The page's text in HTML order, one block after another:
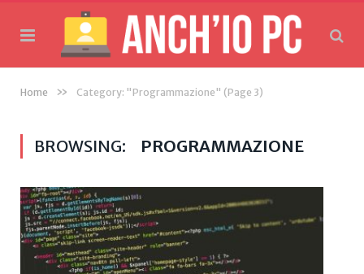
Home » Category: "Programmazione" (Page 3)
BROWSING: PROGRAMMAZIONE